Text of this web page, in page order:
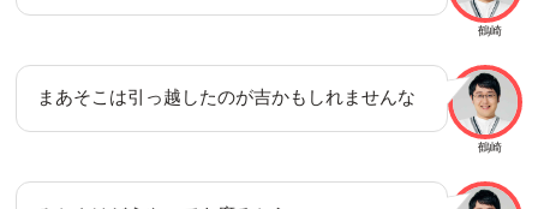
鶴崎
鶴崎
まあそこは引っ越したのが吉かもしれませんな